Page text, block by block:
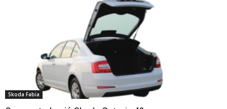
Skoda Fabia